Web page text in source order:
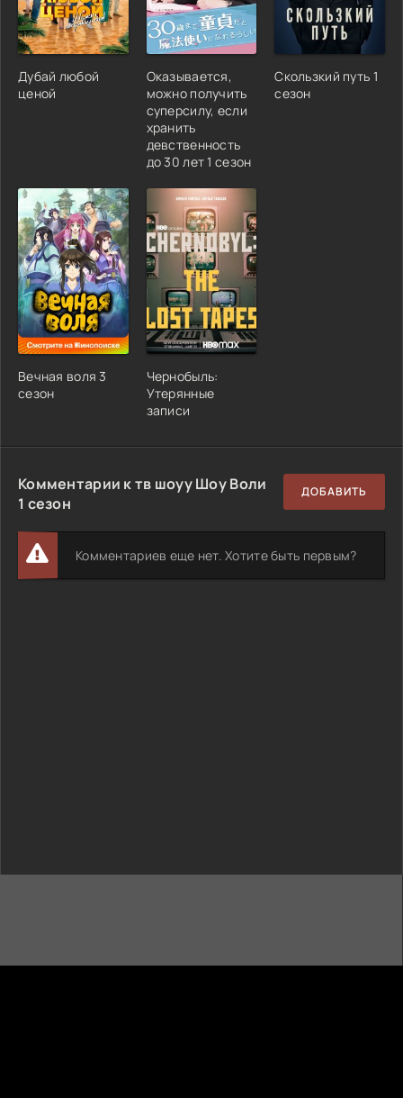
Дубай любой
ценой
Оказывается,
можно получить
суперсилу, если
хранить
девственность
до 30 лет 1 сезон
Скользкий путь 1
сезон
Вечная воля 3
сезон
Чернобыль:
Утерянные
записи
Комментарии к тв шоуу Шоу Воли
1 сезон
ДОБАВИТЬ
Комментариев еще нет. Хотите быть первым?